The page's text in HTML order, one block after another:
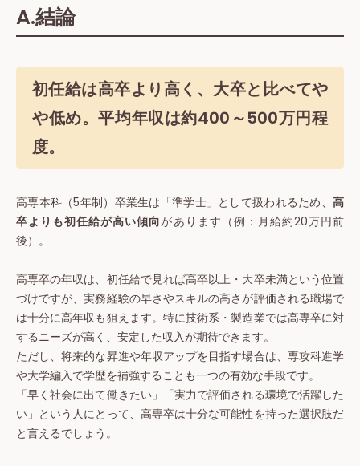
A.結論
初任給は高卒より高く、大卒と比べてや
や低め。平均年収は約400～500万円程
度。
高専本科（5年制）卒業生は「準学士」として扱われるため、 高
卒よりも初任給が高い傾向があります（例：月給約20万円前
後）。
高専卒の年収は、初任給で見れば高卒以上・大卒未満という位置
づけですが、実務経験の早さやスキルの高さが評価される職場で
は十分に高年収も狙えます。特に技術系・製造業では高専卒に対
するニーズが高く、安定した収入が期待できます。
ただし、将来的な昇進や年収アップを目指す場合は、専攻科進学
や大学編入で学歴を補強することも一つの有効な手段です。
「早く社会に出て働きたい」「実力で評価される環境で活躍した
い」という人にとって、高専卒は十分な可能性を持った選択肢だ
と言えるでしょう。